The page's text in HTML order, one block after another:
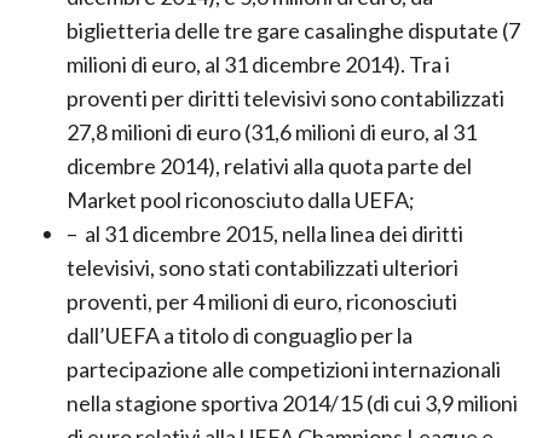
dicembre 2014), e 5,6 milioni di euro, da
biglietteria delle tre gare casalinghe disputate (7
milioni di euro, al 31 dicembre 2014). Tra i
proventi per diritti televisivi sono contabilizzati
27,8 milioni di euro (31,6 milioni di euro, al 31
dicembre 2014), relativi alla quota parte del
Market pool riconosciuto dalla UEFA;
– al 31 dicembre 2015, nella linea dei diritti
televisivi, sono stati contabilizzati ulteriori
proventi, per 4 milioni di euro, riconosciuti
dall’UEFA a titolo di conguaglio per la
partecipazione alle competizioni internazionali
nella stagione sportiva 2014/15 (di cui 3,9 milioni